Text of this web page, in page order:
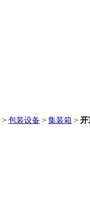
> 包装设备 > 集装箱 > 开